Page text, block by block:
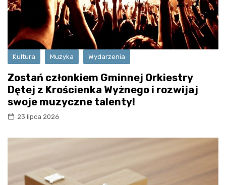
Kultura Muzyka Wydarzenia
Zostań członkiem Gminnej Orkiestry
Dętej z Krościenka Wyżnego i rozwijaj
swoje muzyczne talenty!
23 lipca 2026